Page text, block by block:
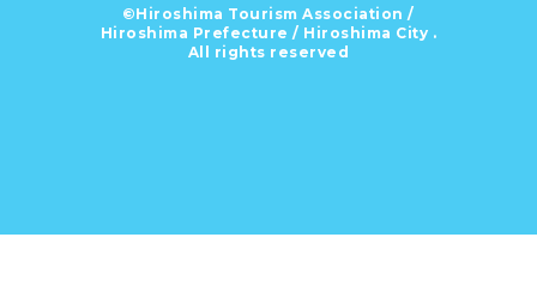
©Hiroshima Tourism Association /
Hiroshima Prefecture / Hiroshima City .
All rights reserved
Modellkurse | Der offizielle Leitfaden für Hiroshima｜Dive! Hiroshima